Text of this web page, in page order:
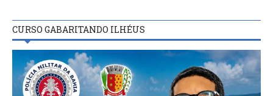
CURSO GABARITANDO ILHÉUS